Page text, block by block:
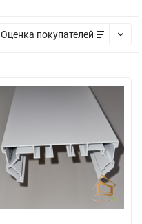
Оценка покупателей